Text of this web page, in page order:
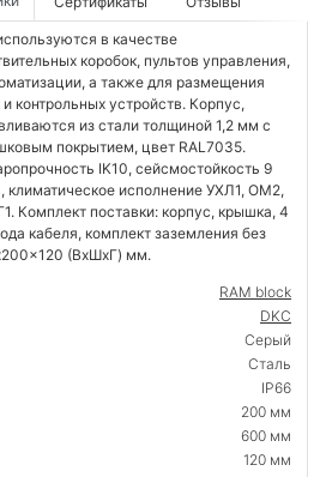
в качестве
коробок, пультов управления,
а также для размещения
контрольных устройств. Корпус,
из стали толщиной 1,2 мм с
покрытием, цвет RAL7035.
IK10, сейсмостойкость 9
климатическое исполнение УХЛ1, ОМ2,
Комплект поставки: корпус, крышка, 4
кабеля, комплект заземления без
(ВхШхГ) мм.
RAM block
DKC
Серый
Сталь
IP66
200 мм
600 мм
120 мм